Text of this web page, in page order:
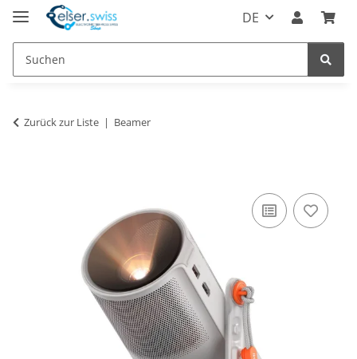
DE
Zurück zur Liste Beamer